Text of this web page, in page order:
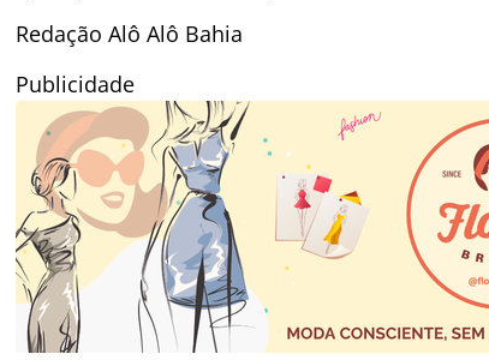
Redação Alô Alô Bahia
Publicidade